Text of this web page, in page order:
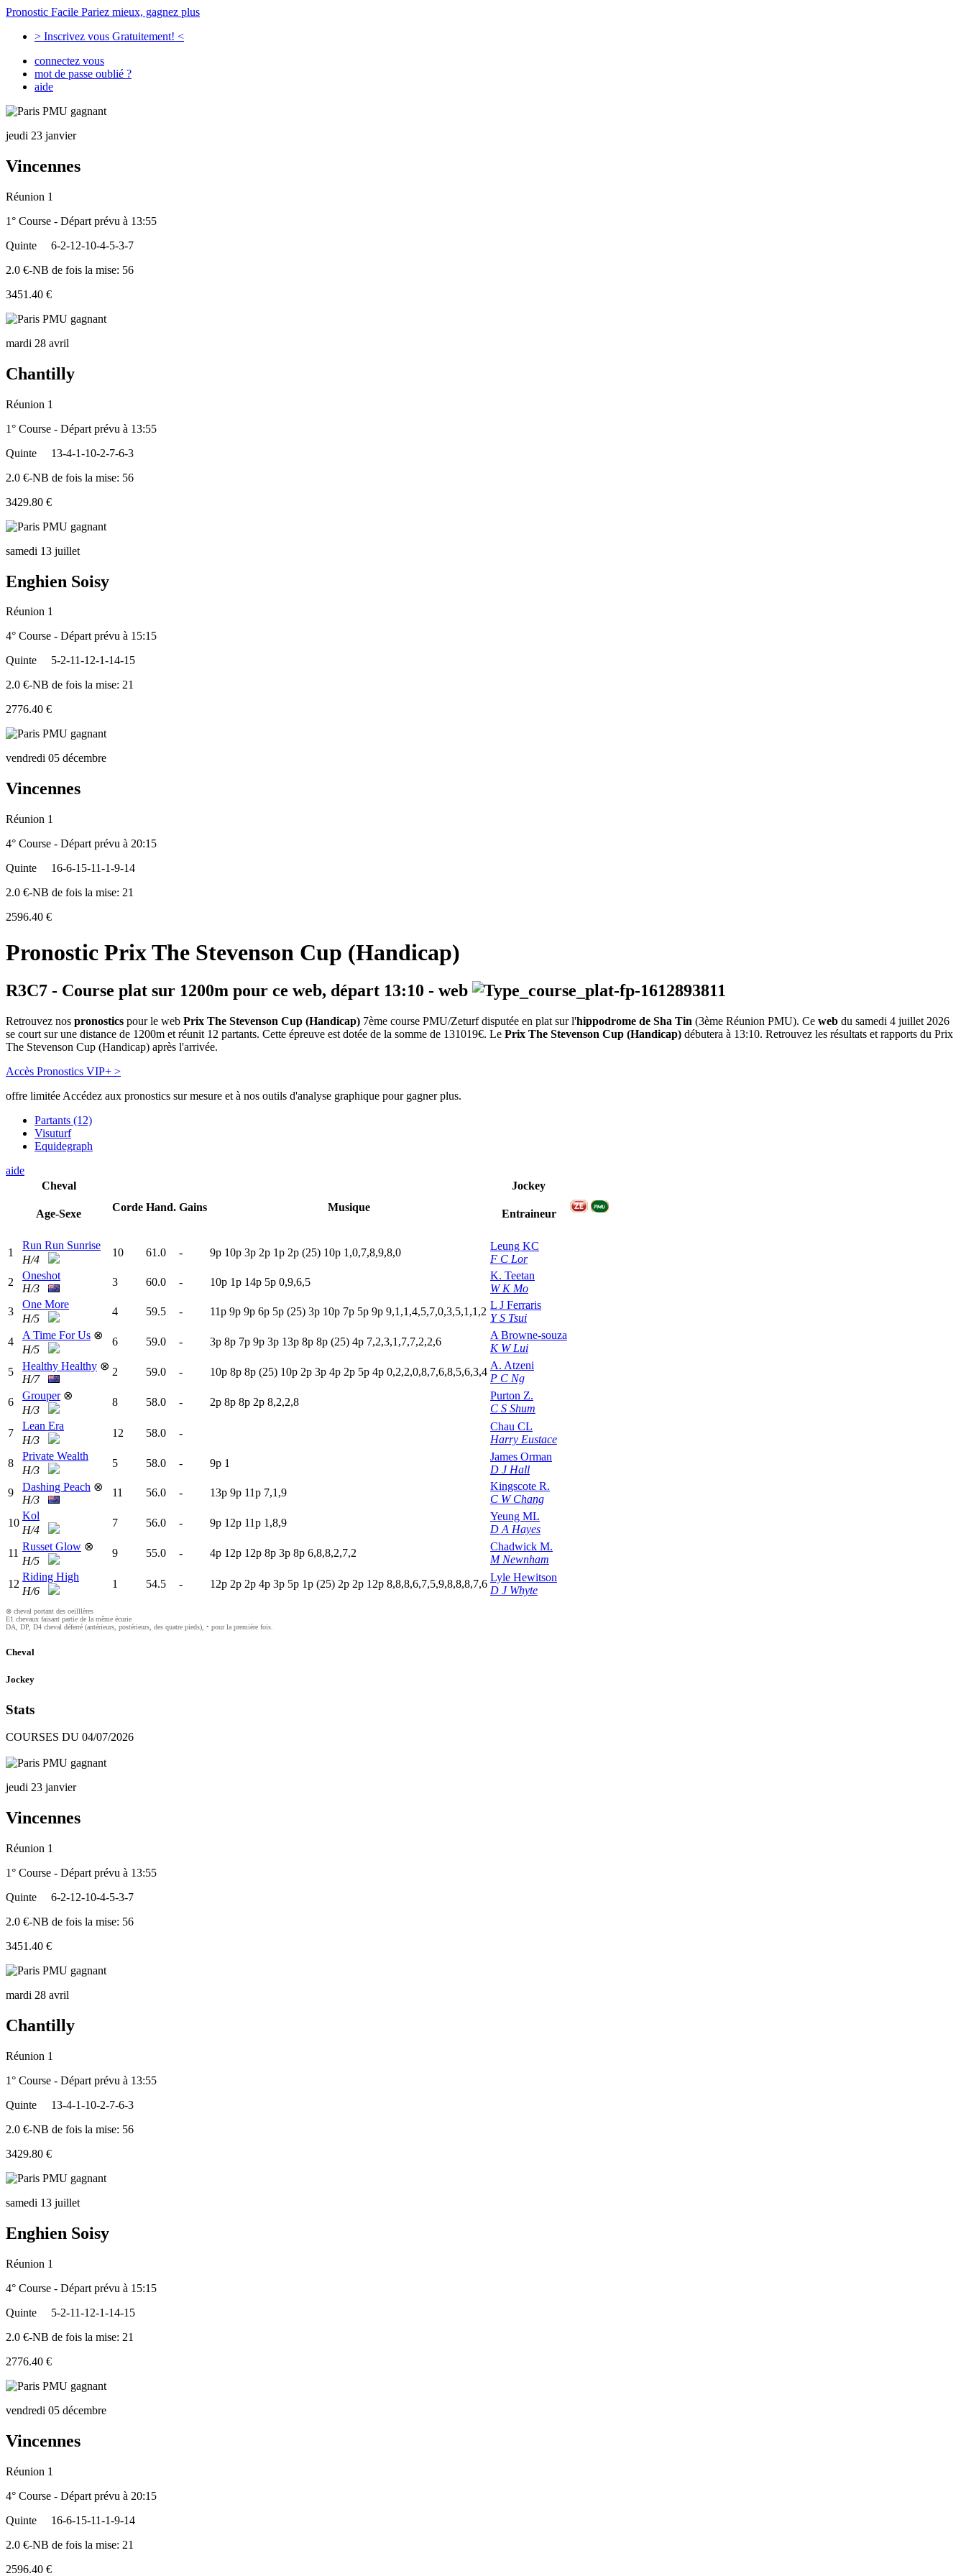
Pronostic Facile Pariez mieux, gagnez plus
> Inscrivez vous Gratuitement! <
connectez vous
mot de passe oublié ?
aide
jeudi 23 janvier
Vincennes
Réunion 1
1° Course - Départ prévu à 13:55
Quinte
6-2-12-10-4-5-3-7
2.0 €-NB de fois la mise: 56
3451.40 €
mardi 28 avril
Chantilly
Réunion 1
1° Course - Départ prévu à 13:55
Quinte
13-4-1-10-2-7-6-3
2.0 €-NB de fois la mise: 56
3429.80 €
samedi 13 juillet
Enghien Soisy
Réunion 1
4° Course - Départ prévu à 15:15
Quinte
5-2-11-12-1-14-15
2.0 €-NB de fois la mise: 21
2776.40 €
vendredi 05 décembre
Vincennes
Réunion 1
4° Course - Départ prévu à 20:15
Quinte
16-6-15-11-1-9-14
2.0 €-NB de fois la mise: 21
2596.40 €
Pronostic Prix The Stevenson Cup (Handicap)
R3C7 - Course plat sur 1200m pour ce web, départ 13:10 - web
Retrouvez nos pronostics pour le web Prix The Stevenson Cup (Handicap) 7ème course PMU/Zeturf disputée en plat sur l'hippodrome de Sha Tin (3ème Réunion PMU). Ce web du samedi 4 juillet 2026
se court sur une distance de 1200m et réunit 12 partants. Cette épreuve est dotée de la somme de 131019€. Le Prix The Stevenson Cup (Handicap) débutera à 13:10. Retrouvez les résultats et rapports du Prix
The Stevenson Cup (Handicap) après l'arrivée.
Accès Pronostics VIP+ >
offre limitée Accédez aux pronostics sur mesure et à nos outils d'analyse graphique pour gagner plus.
Partants (12)
Visuturf
Equidegraph
aide
Cheval
Age-Sexe
Corde Hand. Gains Musique
Jockey
Entraineur
1
Run Run Sunrise
H/4
10 61.0 - 9p 10p 3p 2p 1p 2p (25) 10p 1,0,7,8,9,8,0
Leung KC
F C Lor
2
Oneshot
H/3
3 60.0 - 10p 1p 14p 5p 0,9,6,5
K. Teetan
W K Mo
3
One More
H/5
4 59.5 - 11p 9p 9p 6p 5p (25) 3p 10p 7p 5p 9p 9,1,1,4,5,7,0,3,5,1,1,2
L J Ferraris
Y S Tsui
4
A Time For Us ⊗
H/5
6 59.0 - 3p 8p 7p 9p 3p 13p 8p 8p (25) 4p 7,2,3,1,7,7,2,2,6
A Browne-souza
K W Lui
5
Healthy Healthy ⊗
H/7
2 59.0 - 10p 8p 8p (25) 10p 2p 3p 4p 2p 5p 4p 0,2,2,0,8,7,6,8,5,6,3,4
A. Atzeni
P C Ng
6
Grouper ⊗
H/3
8 58.0 - 2p 8p 8p 2p 8,2,2,8
Purton Z.
C S Shum
7
Lean Era
H/3
12 58.0 -
Chau CL
Harry Eustace
8
Private Wealth
H/3
5 58.0 - 9p 1
James Orman
D J Hall
9
Dashing Peach ⊗
H/3
11 56.0 - 13p 9p 11p 7,1,9
Kingscote R.
C W Chang
10
Kol
H/4
7 56.0 - 9p 12p 11p 1,8,9
Yeung ML
D A Hayes
11
Russet Glow ⊗
H/5
9 55.0 - 4p 12p 12p 8p 3p 8p 6,8,8,2,7,2
Chadwick M.
M Newnham
12
Riding High
H/6
1 54.5 - 12p 2p 2p 4p 3p 5p 1p (25) 2p 2p 12p 8,8,8,6,7,5,9,8,8,8,7,6
Lyle Hewitson
D J Whyte
⊗ cheval portant des oeilllères
E1 chevaux faisant partie de la même écurie
DA, DP, D4 cheval déferré (antérieurs, postérieurs, des quatre pieds), • pour la première fois.
Cheval
Jockey
Stats
COURSES DU 04/07/2026
jeudi 23 janvier
Vincennes
Réunion 1
1° Course - Départ prévu à 13:55
Quinte
6-2-12-10-4-5-3-7
2.0 €-NB de fois la mise: 56
3451.40 €
mardi 28 avril
Chantilly
Réunion 1
1° Course - Départ prévu à 13:55
Quinte
13-4-1-10-2-7-6-3
2.0 €-NB de fois la mise: 56
3429.80 €
samedi 13 juillet
Enghien Soisy
Réunion 1
4° Course - Départ prévu à 15:15
Quinte
5-2-11-12-1-14-15
2.0 €-NB de fois la mise: 21
2776.40 €
vendredi 05 décembre
Vincennes
Réunion 1
4° Course - Départ prévu à 20:15
Quinte
16-6-15-11-1-9-14
2.0 €-NB de fois la mise: 21
2596.40 €